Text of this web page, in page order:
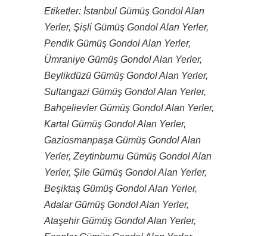
Etiketler: İstanbul Gümüş Gondol Alan
Yerler, Şişli Gümüş Gondol Alan Yerler,
Pendik Gümüş Gondol Alan Yerler,
Ümraniye Gümüş Gondol Alan Yerler,
Beylikdüzü Gümüş Gondol Alan Yerler,
Sultangazi Gümüş Gondol Alan Yerler,
Bahçelievler Gümüş Gondol Alan Yerler,
Kartal Gümüş Gondol Alan Yerler,
Gaziosmanpaşa Gümüş Gondol Alan
Yerler, Zeytinburnu Gümüş Gondol Alan
Yerler, Şile Gümüş Gondol Alan Yerler,
Beşiktaş Gümüş Gondol Alan Yerler,
Adalar Gümüş Gondol Alan Yerler,
Ataşehir Gümüş Gondol Alan Yerler,